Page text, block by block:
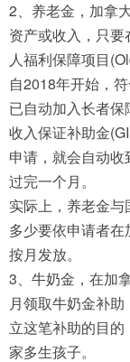
2、养老金，加拿
资产或收入，只
人福利保障项目
自2018年开始，
已自动加入长者
收入保证补助金
申请，就会自动
过完一个月。
实际上，养老金
多少要依申请者
按月发放。
3、牛奶金，在加
月领取牛奶金补
立这笔补助的目
家多生孩子。